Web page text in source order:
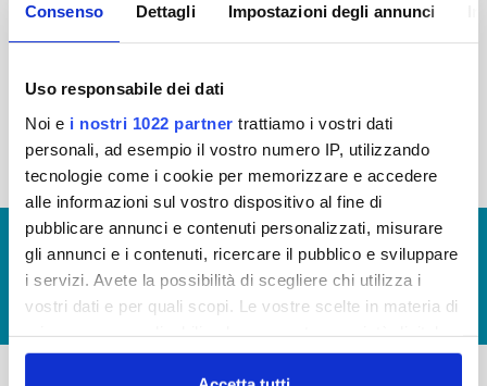
Consenso Dettagli Impostazioni degli annunci
Uso responsabile dei dati
Noi e i nostri 1022 partner trattiamo i vostri dati
personali, ad esempio il vostro numero IP, utilizzando
tecnologie come i cookie per memorizzare e accedere
alle informazioni sul vostro dispositivo al fine di
pubblicare annunci e contenuti personalizzati, misurare
gli annunci e i contenuti, ricercare il pubblico e sviluppare
i servizi. Avete la possibilità di scegliere chi utilizza i
vostri dati e per quali scopi. Le vostre scelte in materia di
in cui avete effettuato le vostre scelte. È possibile
2007 2006 2005
« prima ‹ precedente … 21 22 23
25
26 27 28 29
© Copyright 2017 - 2026
GLOSSARIO
GIUDICA IL SERVIZIO
LAVORA CON NOI